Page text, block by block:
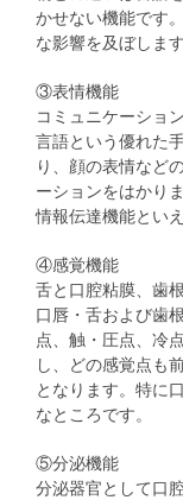
かせない機能です
な影響を及ぼします
③表情機能
コミュニケーショ
言語という優れた
り、顔の表情など
ーションをはかり
情報伝達機能といえ
④感覚機能
舌と口腔粘膜、歯
口唇・舌および歯
点、触・圧点、冷
し、どの感覚点も
となります。特に
なところです。
⑤分泌機能
分泌器官として口